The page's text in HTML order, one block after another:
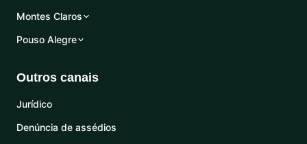
Montes Claros
Pouso Alegre
Outros canais
Jurídico
Denúncia de assédios